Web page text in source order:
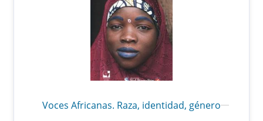
Voces Africanas. Raza, identidad, género